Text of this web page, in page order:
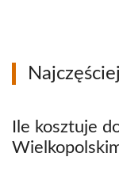
Ile kosztuje